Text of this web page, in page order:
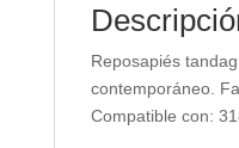
Reposapiés
contemporáneo.
Compatible con: